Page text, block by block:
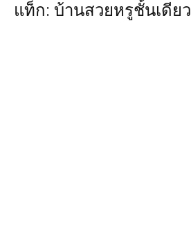
แท็ก: บ้านสวยหรูชั้นเดียว